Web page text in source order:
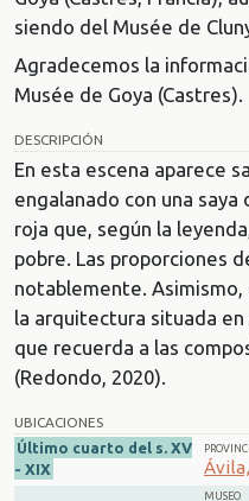
siendo del Musée de
Agradecemos la
Musée de Goya (Castres).
DESCRIPCIÓN
En esta escena aparece
engalanado con una saya
roja que, según la
pobre. Las proporciones
notablemente.
la arquitectura situada
que recuerda a las
(Redondo, 2020).
UBICACIONES
Último cuarto del s. XV
- XIX
MUSEO